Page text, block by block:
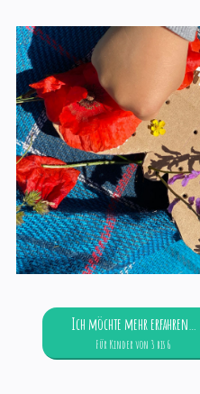
Ich möchte mehr erfahren…
Für Kinder von 3 bis 6